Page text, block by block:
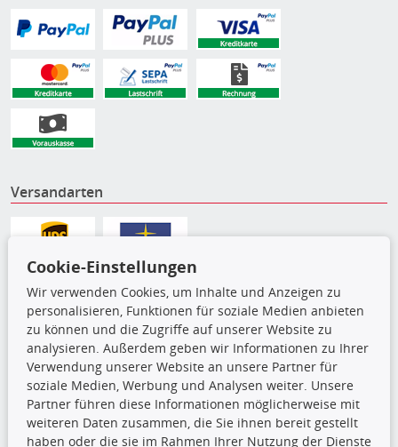
Versandarten
Die hier angezeigten Daten,
insbesondere die gesamte Datenbank,
Cookie-Einstellungen
Wir verwenden Cookies, um Inhalte und Anzeigen zu
personalisieren, Funktionen für soziale Medien anbieten
zu können und die Zugriffe auf unserer Website zu
analysieren. Außerdem geben wir Informationen zu Ihrer
Verwendung unserer Website an unsere Partner für
soziale Medien, Werbung und Analysen weiter. Unsere
Partner führen diese Informationen möglicherweise mit
weiteren Daten zusammen, die Sie ihnen bereit gestellt
haben oder die sie im Rahmen Ihrer Nutzung der Dienste